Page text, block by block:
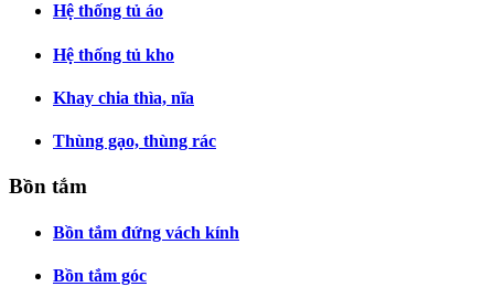
Hệ thống tủ áo
Hệ thống tủ kho
Khay chia thìa, nĩa
Thùng gạo, thùng rác
Bồn tắm
Bồn tắm đứng vách kính
Bồn tắm góc